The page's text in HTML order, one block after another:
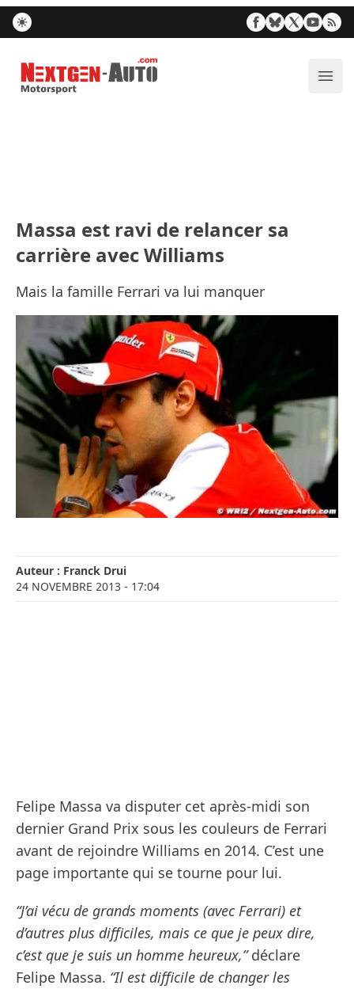
Nextgen-Auto.com
Massa est ravi de relancer sa
carrière avec Williams
Mais la famille Ferrari va lui manquer
Auteur : Franck Drui
24 NOVEMBRE 2013 - 17:04
Felipe Massa va disputer cet après-midi son
dernier Grand Prix sous les couleurs de Ferrari
avant de rejoindre Williams en 2014. C’est une
page importante qui se tourne pour lui.
“J’ai vécu de grands moments (avec Ferrari) et
d’autres plus difficiles, mais ce que je peux dire,
c’est que je suis un homme heureux,”déclare
Felipe Massa. “Il est difficile de changer les